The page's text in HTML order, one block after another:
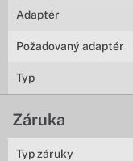
Adaptér
Požadovaný adaptér
Typ
Záruka
Typ záruky